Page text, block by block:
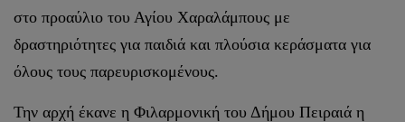
στο προαύλιο του Αγίου Χαραλάμπους με
δραστηριότητες για παιδιά και πλούσια κεράσματα για
όλους τους παρευρισκομένους.
Την αρχή έκανε η Φιλαρμονική του Δήμου Πειραιά η